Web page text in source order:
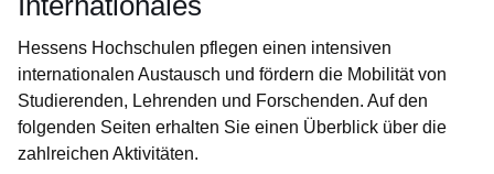
Hessens Hochschulen pflegen einen intensiven
internationalen Austausch und fördern die Mobilität von
Studierenden, Lehrenden und Forschenden. Auf den
folgenden Seiten erhalten Sie einen Überblick über die
zahlreichen Aktivitäten.